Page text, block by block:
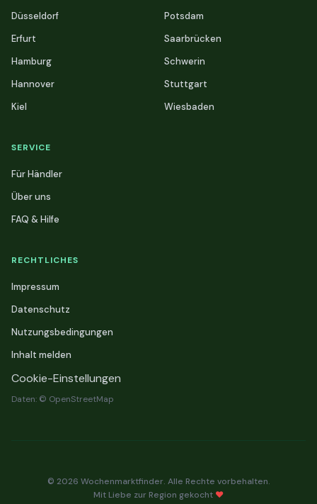
Düsseldorf
Erfurt
Hamburg
Hannover
Kiel
Potsdam
Saarbrücken
Schwerin
Stuttgart
Wiesbaden
SERVICE
Für Händler
Über uns
FAQ & Hilfe
RECHTLICHES
Impressum
Datenschutz
Nutzungsbedingungen
Inhalt melden
Cookie-Einstellungen
Daten: © OpenStreetMap
© 2026 Wochenmarktfinder. Alle Rechte vorbehalten.
Mit Liebe zur Region gekocht ❤